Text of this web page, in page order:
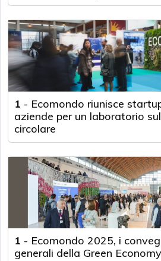
1 - Ecomondo riunisce
aziende per un laboratorio
circolare
1 - Ecomondo 2025, i
generali della Green Economy